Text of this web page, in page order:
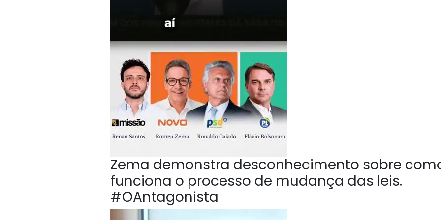
Zema demonstra desconhecimento sobre
funciona o processo de mudança das leis.
#OAntagonista